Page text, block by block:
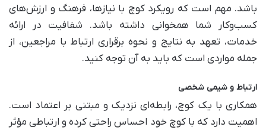
باشد. مهم است که رویکرد کوچ با نیازها، فرهنگ و ارزش‌های
کسب‌وکار شما همخوانی داشته باشد. شفافیت در ارائه
خدمات، تعهد به نتایج و نحوه برقراری ارتباط با مراجعین، از
جمله مواردی است که باید به آن توجه کنید.
ارتباط و شیمی شخصی
همکاری با یک کوچ، رابطه‌ای نزدیک و مبتنی بر اعتماد است.
اهمیت دارد که با کوچ خود احساس راحتی کرده و ارتباطی مؤثر